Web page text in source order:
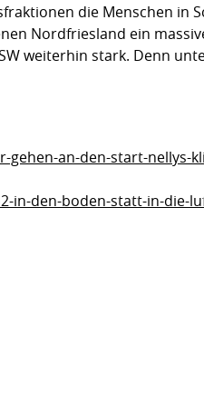
die Menschen in
Nordfriesland ein
weiterhin stark. Denn
an-den-start-nellys-
in-den-boden-statt-in-die-